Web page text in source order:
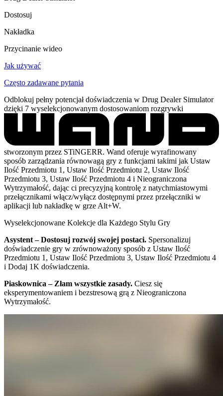
Dostosuj
Nakładka
Przycinanie wideo
Jak używać
Często zadawane pytania
Odblokuj pełny potencjał doświadczenia w Drug Dealer Simulator
dzięki 7 wyselekcjonowanym dostosowaniom rozgrywki
stworzonym przez STiNGERR. Wand oferuje wyrafinowany
sposób zarządzania równowagą gry z funkcjami takimi jak Ustaw
Ilość Przedmiotu 1, Ustaw Ilość Przedmiotu 2, Ustaw Ilość
Przedmiotu 3, Ustaw Ilość Przedmiotu 4 i Nieograniczona
Wytrzymałość, dając ci precyzyjną kontrolę z natychmiastowymi
przełącznikami włącz/wyłącz dostępnymi przez przełączniki w
aplikacji lub nakładkę w grze Alt+W.
Wyselekcjonowane Kolekcje dla Każdego Stylu Gry
Asystent – Dostosuj rozwój swojej postaci. Spersonalizuj
doświadczenie gry w zrównoważony sposób z Ustaw Ilość
Przedmiotu 1, Ustaw Ilość Przedmiotu 3, Ustaw Ilość Przedmiotu 4
i Dodaj 1K doświadczenia.
Piaskownica – Złam wszystkie zasady. Ciesz się
eksperymentowaniem i bezstresową grą z Nieograniczona
Wytrzymałość.